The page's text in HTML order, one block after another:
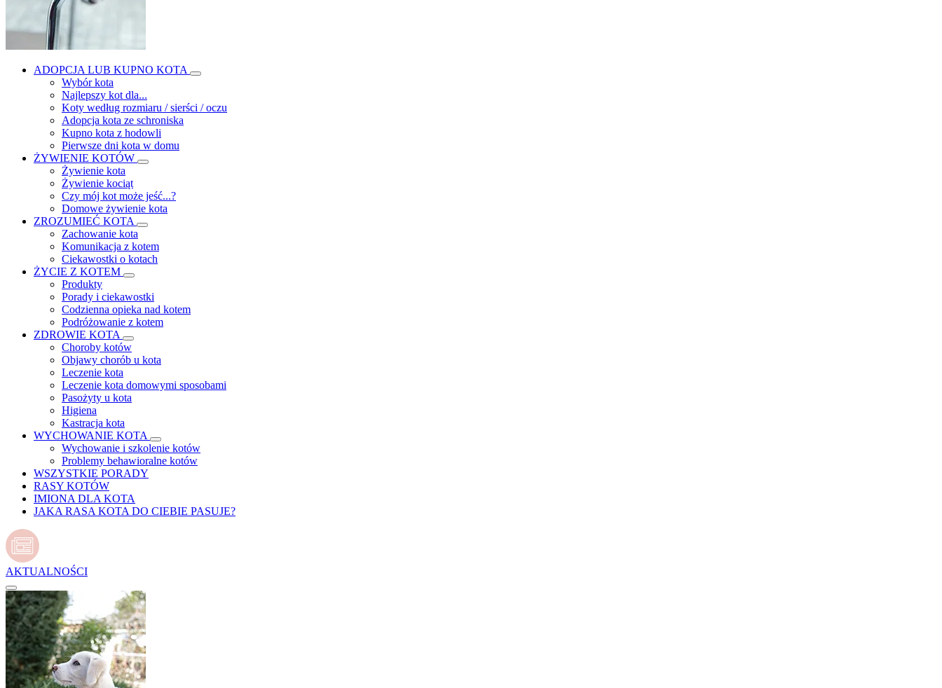
ADOPCJA LUB KUPNO KOTA
Wybór kota
Najlepszy kot dla...
Koty według rozmiaru / sierści / oczu
Adopcja kota ze schroniska
Kupno kota z hodowli
Pierwsze dni kota w domu
ŻYWIENIE KOTÓW
Żywienie kota
Żywienie kociąt
Czy mój kot może jeść...?
Domowe żywienie kota
ZROZUMIEĆ KOTA
Zachowanie kota
Komunikacja z kotem
Ciekawostki o kotach
ŻYCIE Z KOTEM
Produkty
Porady i ciekawostki
Codzienna opieka nad kotem
Podróżowanie z kotem
ZDROWIE KOTA
Choroby kotów
Objawy chorób u kota
Leczenie kota
Leczenie kota domowymi sposobami
Pasożyty u kota
Higiena
Kastracja kota
WYCHOWANIE KOTA
Wychowanie i szkolenie kotów
Problemy behawioralne kotów
WSZYSTKIE PORADY
RASY KOTÓW
IMIONA DLA KOTA
JAKA RASA KOTA DO CIEBIE PASUJE?
AKTUALNOŚCI